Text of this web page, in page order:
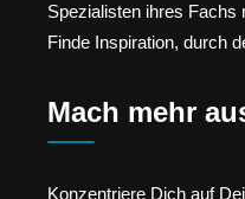
Spezialisten ihres Fachs
Finde Inspiration, durch
Mach mehr
Konzentriere Dich auf